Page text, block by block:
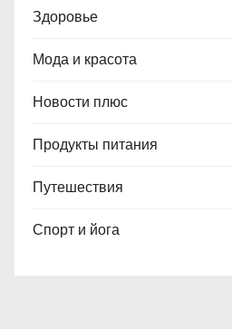
Здоровье
Мода и красота
Новости плюс
Продукты питания
Путешествия
Спорт и йога